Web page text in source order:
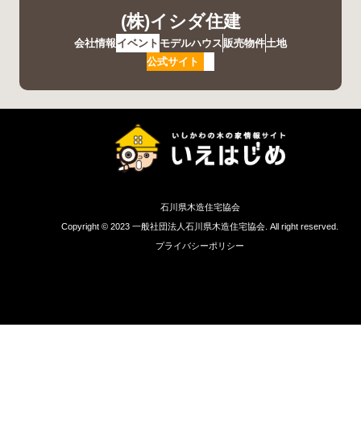
(株)イシダ住建
会社情報 イベント モデルハウス販売物件土地
公式サイト
石川県木造住宅協会
Copyright © 2023 一般社団法人石川県木造住宅協会. All right reserved.
プライバシーポリシー